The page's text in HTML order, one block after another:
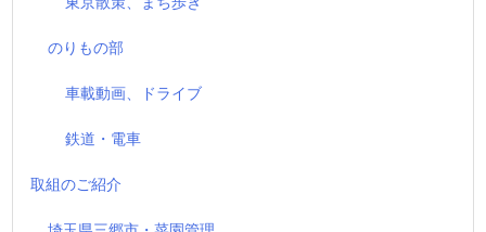
のりもの部
車載動画、ドライブ
鉄道・電車
取組のご紹介